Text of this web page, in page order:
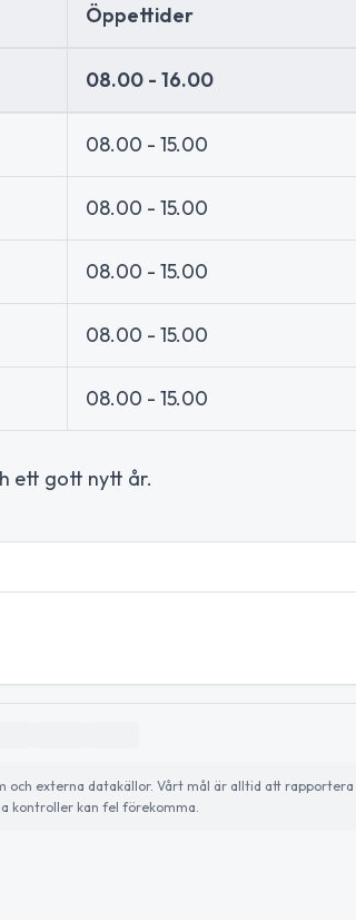
Öppettider
08.00 - 16.00
08.00 - 15.00
08.00 - 15.00
08.00 - 15.00
08.00 - 15.00
08.00 - 15.00
ett gott nytt år.
externa datakällor. Vårt mål är alltid att
kontroller kan fel förekomma.